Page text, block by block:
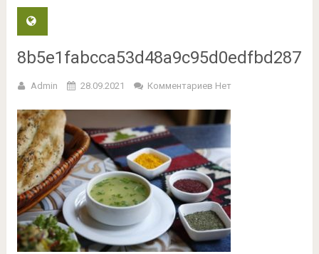
8b5e1fabcca53d48a9c95d0edfbd2872
Admin 28.09.2021 Комментариев Нет